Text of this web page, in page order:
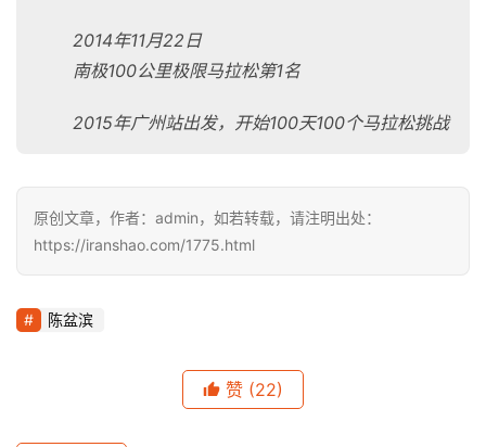
2014年11月22日
南极100公里极限马拉松第1名
2015年广州站出发，开始100天100个马拉松挑战
原创文章，作者：admin，如若转载，请注明出处：
https://iranshao.com/1775.html
陈盆滨
赞 (22)